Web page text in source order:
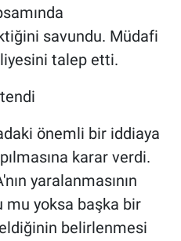
savundu. Müdafi
talep etti.
önemli bir iddiaya
karar verdi.
yaralanmasının
mu yoksa başka bir
belirlenmesi